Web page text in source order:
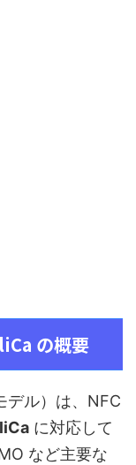
の概要
デル）は、NFC
に対応して
など主要な